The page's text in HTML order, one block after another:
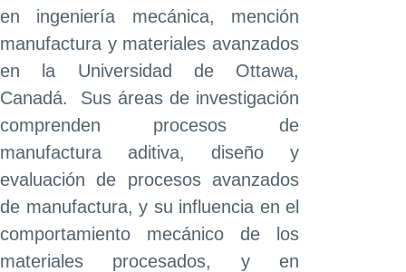
en ingeniería mecánica, mención
manufactura y materiales avanzados
en la Universidad de Ottawa,
Canadá. Sus áreas de investigación
comprenden procesos de
manufactura aditiva, diseño y
evaluación de procesos avanzados
de manufactura, y su influencia en el
comportamiento mecánico de los
materiales procesados, y en